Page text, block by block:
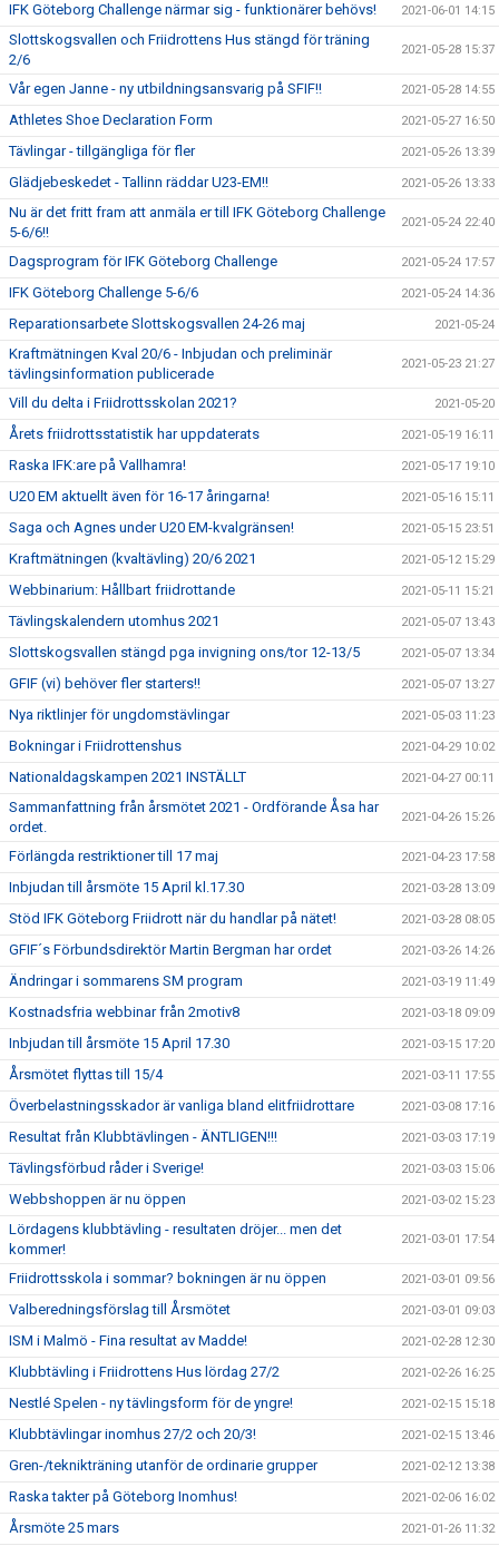
IFK Göteborg Challenge närmar sig - funktionärer behövs! 2021-06-01 14:15
Slottskogsvallen och Friidrottens Hus stängd för träning
2/6
2021-05-28 15:37
Vår egen Janne - ny utbildningsansvarig på SFIF!! 2021-05-28 14:55
Athletes Shoe Declaration Form 2021-05-27 16:50
Tävlingar - tillgängliga för fler 2021-05-26 13:39
Glädjebeskedet - Tallinn räddar U23-EM!! 2021-05-26 13:33
Nu är det fritt fram att anmäla er till IFK Göteborg Challenge
5-6/6!!
2021-05-24 22:40
Dagsprogram för IFK Göteborg Challenge 2021-05-24 17:57
IFK Göteborg Challenge 5-6/6 2021-05-24 14:36
Reparationsarbete Slottskogsvallen 24-26 maj 2021-05-24
Kraftmätningen Kval 20/6 - Inbjudan och preliminär
tävlingsinformation publicerade
2021-05-23 21:27
Vill du delta i Friidrottsskolan 2021? 2021-05-20
Årets friidrottsstatistik har uppdaterats 2021-05-19 16:11
Raska IFK:are på Vallhamra! 2021-05-17 19:10
U20 EM aktuellt även för 16-17 åringarna! 2021-05-16 15:11
Saga och Agnes under U20 EM-kvalgränsen! 2021-05-15 23:51
Kraftmätningen (kvaltävling) 20/6 2021 2021-05-12 15:29
Webbinarium: Hållbart friidrottande 2021-05-11 15:21
Tävlingskalendern utomhus 2021 2021-05-07 13:43
Slottskogsvallen stängd pga invigning ons/tor 12-13/5 2021-05-07 13:34
GFIF (vi) behöver fler starters!! 2021-05-07 13:27
Nya riktlinjer för ungdomstävlingar 2021-05-03 11:23
Bokningar i Friidrottenshus 2021-04-29 10:02
Nationaldagskampen 2021 INSTÄLLT 2021-04-27 00:11
Sammanfattning från årsmötet 2021 - Ordförande Åsa har
ordet.
2021-04-26 15:26
Förlängda restriktioner till 17 maj 2021-04-23 17:58
Inbjudan till årsmöte 15 April kl.17.30 2021-03-28 13:09
Stöd IFK Göteborg Friidrott när du handlar på nätet! 2021-03-28 08:05
GFIF´s Förbundsdirektör Martin Bergman har ordet 2021-03-26 14:26
Ändringar i sommarens SM program 2021-03-19 11:49
Kostnadsfria webbinar från 2motiv8 2021-03-18 09:09
Inbjudan till årsmöte 15 April 17.30 2021-03-15 17:20
Årsmötet flyttas till 15/4 2021-03-11 17:55
Överbelastningsskador är vanliga bland elitfriidrottare 2021-03-08 17:16
Resultat från Klubbtävlingen - ÄNTLIGEN!!! 2021-03-03 17:19
Tävlingsförbud råder i Sverige! 2021-03-03 15:06
Webbshoppen är nu öppen 2021-03-02 15:23
Lördagens klubbtävling - resultaten dröjer... men det
kommer!
2021-03-01 17:54
Friidrottsskola i sommar? bokningen är nu öppen 2021-03-01 09:56
Valberedningsförslag till Årsmötet 2021-03-01 09:03
ISM i Malmö - Fina resultat av Madde! 2021-02-28 12:30
Klubbtävling i Friidrottens Hus lördag 27/2 2021-02-26 16:25
Nestlé Spelen - ny tävlingsform för de yngre! 2021-02-15 15:18
Klubbtävlingar inomhus 27/2 och 20/3! 2021-02-15 13:46
Gren-/teknikträning utanför de ordinarie grupper 2021-02-12 13:38
Raska takter på Göteborg Inomhus! 2021-02-06 16:02
Årsmöte 25 mars 2021-01-26 11:32